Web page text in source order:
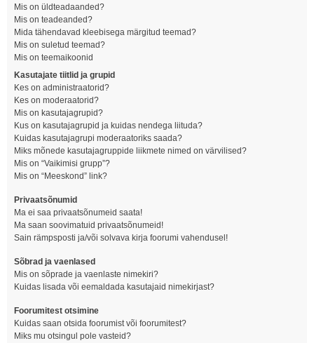
Mis on üldteadaanded?
Mis on teadeanded?
Mida tähendavad kleebisega märgitud teemad?
Mis on suletud teemad?
Mis on teemaikoonid
Kasutajate tiitlid ja grupid
Kes on administraatorid?
Kes on moderaatorid?
Mis on kasutajagrupid?
Kus on kasutajagrupid ja kuidas nendega liituda?
Kuidas kasutajagrupi moderaatoriks saada?
Miks mõnede kasutajagruppide liikmete nimed on värvilised?
Mis on “Vaikimisi grupp”?
Mis on “Meeskond” link?
Privaatsõnumid
Ma ei saa privaatsõnumeid saata!
Ma saan soovimatuid privaatsõnumeid!
Sain rämpsposti ja/või solvava kirja foorumi vahendusel!
Sõbrad ja vaenlased
Mis on sõprade ja vaenlaste nimekiri?
Kuidas lisada või eemaldada kasutajaid nimekirjast?
Foorumitest otsimine
Kuidas saan otsida foorumist või foorumitest?
Miks mu otsingul pole vasteid?